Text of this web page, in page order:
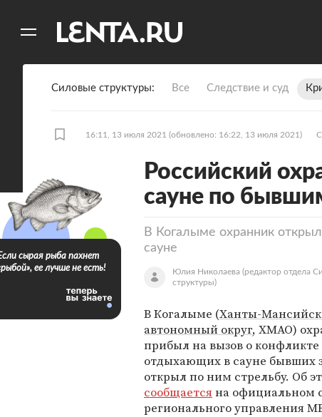
Силовые структуры Все Следствие и суд
16:11, 13 июля 2021 (обновлено: 16:22, 13 июля 2021)
Российский
сауне по
В Когалыме охранник
сауне
Юлия Николаева (редактор отдела
структуры)
В Когалыме (Ханты-
автономный округ, ХМАО)
прибыл на вызов о конфликте
отдыхающих в сауне бывших
открыл по ним стрельбу. Об
сообщаетсяна официальном
регионального управления
сырая рыба пахнет
ее лучше не есть!